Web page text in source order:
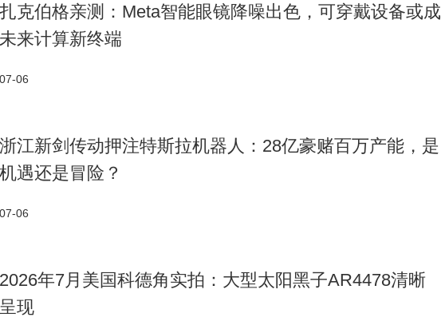
扎克伯格亲测：Meta智能眼镜降噪出色，可穿戴设备或成
未来计算新终端
07-06
浙江新剑传动押注特斯拉机器人：28亿豪赌百万产能，是
机遇还是冒险？
07-06
2026年7月美国科德角实拍：大型太阳黑子AR4478清晰
呈现